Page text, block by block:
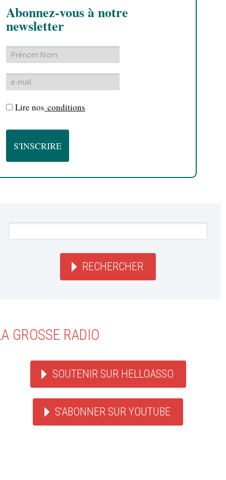
Abonnez-vous à notre
newsletter
Lire nos conditions
RECHERCHER
GROSSE RADIO
SOUTENIR SUR HELLOASSO
S'ABONNER SUR YOUTUBE